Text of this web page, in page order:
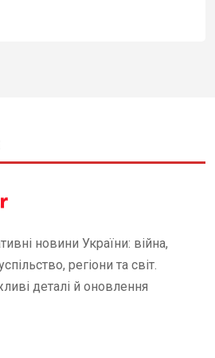
новини України: війна,
регіони та світ.
деталі й оновлення